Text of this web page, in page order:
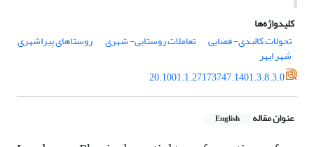
کلیدواژه‌ها
تحولات کالبدی- فضایی
تعاملات روستایی- شهری روستاهای پیراشهری
شهر ابهر
20.1001.1.27173747.1401.3.8.3.0
عنوان مقاله English